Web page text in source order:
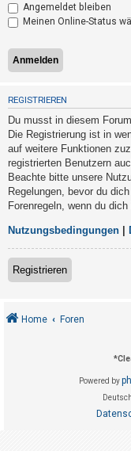
R
e
g
i
t
r
i
e
r
e
U
b
e
Angemeldet bleiben
Meinen Online-Status
REGISTRIEREN
Du musst in diesem
Die Registrierung ist in
auf weitere Funktionen
registrierten Benutzern
Beachte bitte unsere
Regelungen, bevor du
Forenregeln, wenn du
Nutzungsbedingungen
Registrieren
Home Foren
*
Powered by